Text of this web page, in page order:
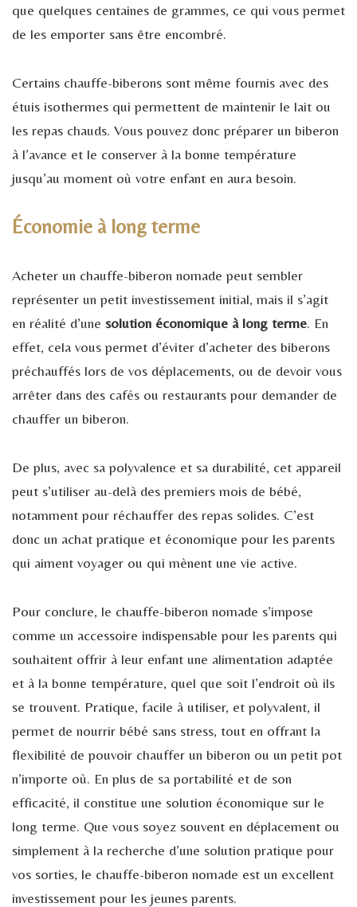
que quelques centaines de grammes, ce qui vous permet
de les emporter sans être encombré.
Certains chauffe-biberons sont même fournis avec des
étuis isothermes qui permettent de maintenir le lait ou
les repas chauds. Vous pouvez donc préparer un biberon
à l’avance et le conserver à la bonne température
jusqu’au moment où votre enfant en aura besoin.
Économie à long terme
Acheter un chauffe-biberon nomade peut sembler
représenter un petit investissement initial, mais il s’agit
en réalité d’une solution économique à long terme. En
effet, cela vous permet d’éviter d’acheter des biberons
préchauffés lors de vos déplacements, ou de devoir vous
arrêter dans des cafés ou restaurants pour demander de
chauffer un biberon.
De plus, avec sa polyvalence et sa durabilité, cet appareil
peut s’utiliser au-delà des premiers mois de bébé,
notamment pour réchauffer des repas solides. C’est
donc un achat pratique et économique pour les parents
qui aiment voyager ou qui mènent une vie active.
Pour conclure, le chauffe-biberon nomade s’impose
comme un accessoire indispensable pour les parents qui
souhaitent offrir à leur enfant une alimentation adaptée
et à la bonne température, quel que soit l’endroit où ils
se trouvent. Pratique, facile à utiliser, et polyvalent, il
permet de nourrir bébé sans stress, tout en offrant la
flexibilité de pouvoir chauffer un biberon ou un petit pot
n’importe où. En plus de sa portabilité et de son
efficacité, il constitue une solution économique sur le
long terme. Que vous soyez souvent en déplacement ou
simplement à la recherche d’une solution pratique pour
vos sorties, le chauffe-biberon nomade est un excellent
investissement pour les jeunes parents.